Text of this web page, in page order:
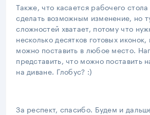
Также, что касается рабочего
сделать возможным изменение, но
сложностей хватает, потому что
несколько десятков готовых
можно поставить в любое место.
представить, что можно поставить
на диване. Глобус? :)
За респект, спасибо. Будем и